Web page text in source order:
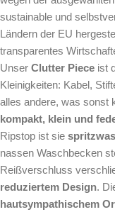
sustainable und
Ländern der EU
transparentes
Unser Clutter Piece ist
Kleinigkeiten: Kabel,
alles andere, was sonst
kompakt, klein und
Ripstop ist sie
nassen Waschbecken
Reißverschluss
reduziertem Design.
hautsympathischem